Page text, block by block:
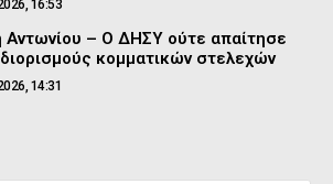
16:53
– Ο ΔΗΣΥ ούτε απαίτησε
κομματικών στελεχών
14:31